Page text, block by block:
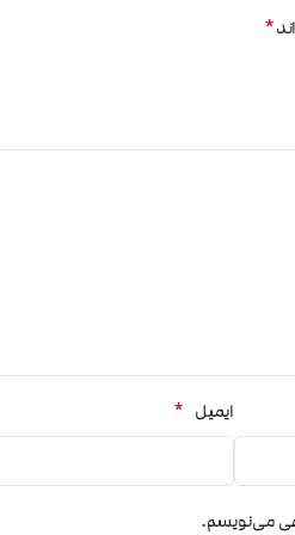
*
ایمیل *
می‌نویسم.